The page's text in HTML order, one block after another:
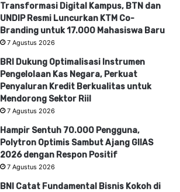
Transformasi Digital Kampus, BTN dan
UNDIP Resmi Luncurkan KTM Co-
Branding untuk 17.000 Mahasiswa Baru
7 Agustus 2026
BRI Dukung Optimalisasi Instrumen
Pengelolaan Kas Negara, Perkuat
Penyaluran Kredit Berkualitas untuk
Mendorong Sektor Riil
7 Agustus 2026
Hampir Sentuh 70.000 Pengguna,
Polytron Optimis Sambut Ajang GIIAS
2026 dengan Respon Positif
7 Agustus 2026
BNI Catat Fundamental Bisnis Kokoh di